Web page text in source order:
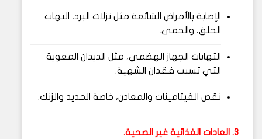
الإصابة بالأمراض الشائعة مثل نزلات البرد، التهاب
الحلق، والحمى.
التهابات الجهاز الهضمي، مثل الديدان المعوية
التي تسبب فقدان الشهية.
نقص الفيتامينات والمعادن، خاصة الحديد والزنك.
3. العادات الغذائية غير الصحية.